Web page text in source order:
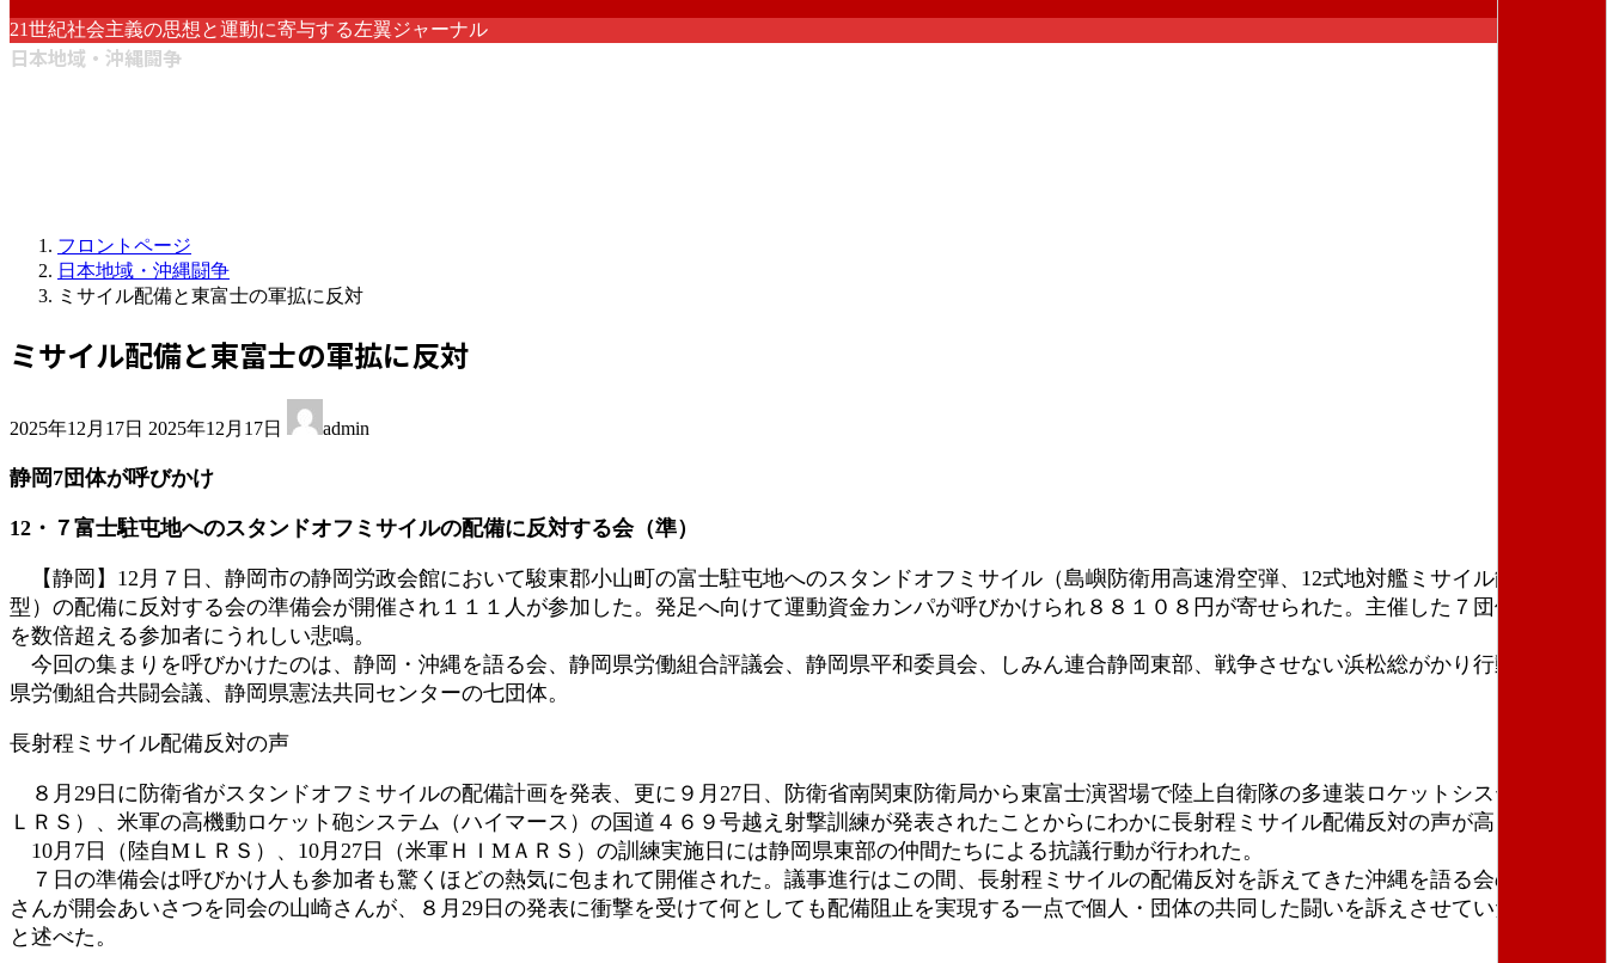
21世紀社会主義の思想と運動に寄与する左翼ジャーナル
日本地域・沖縄闘争
フロントページ
日本地域・沖縄闘争
ミサイル配備と東富士の軍拡に反対
ミサイル配備と東富士の軍拡に反対
2025年12月17日 終
新
時
2025年12月17日 admin
静岡7団体が呼びかけ
12・７富士駐屯地へのスタンドオフミサイルの配備に反対する会（準）
【静岡】12月７日、静岡市の静岡労政会館において駿東郡小山町の富士駐屯地へのスタンドオフミサイル（島嶼防衛用高速滑空弾、12式地対艦ミサイル能力向上
型）の配備に反対する会の準備会が開催され１１１人が参加した。発足へ向けて運動資金カンパが呼びかけられ８８１０８円が寄せられた。主催した７団体は予想
を数倍超える参加者にうれしい悲鳴。
今回の集まりを呼びかけたのは、静岡・沖縄を語る会、静岡県労働組合評議会、静岡県平和委員会、しみん連合静岡東部、戦争させない浜松総がかり行動、静岡
県労働組合共闘会議、静岡県憲法共同センターの七団体。
長射程ミサイル配備反対の声
８月29日に防衛省がスタンドオフミサイルの配備計画を発表、更に９月27日、防衛省南関東防衛局から東富士演習場で陸上自衛隊の多連装ロケットシステム（М
ＬＲＳ）、米軍の高機動ロケット砲システム（ハイマース）の国道４６９号越え射撃訓練が発表されたことからにわかに長射程ミサイル配備反対の声が高まった。
10月7日（陸自МＬＲＳ）、10月27日（米軍ＨＩМＡＲＳ）の訓練実施日には静岡県東部の仲間たちによる抗議行動が行われた。
７日の準備会は呼びかけ人も参加者も驚くほどの熱気に包まれて開催された。議事進行はこの間、長射程ミサイルの配備反対を訴えてきた沖縄を語る会の池ヶ谷
さんが開会あいさつを同会の山崎さんが、８月29日の発表に衝撃を受けて何としても配備阻止を実現する一点で個人・団体の共同した闘いを訴えさせていただいた
と述べた。